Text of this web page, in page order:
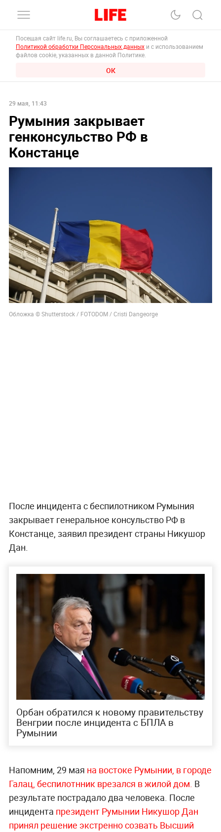
Посещая сайт life.ru, Вы соглашаетесь с приложенной
Политикой обработки Персональных данных и с использованием
файлов cookie, указанных в данной Политике.
ОК
29 мая, 11:43
Румыния закрывает
генконсульство РФ в
Констанце
Обложка © Shutterstock / FOTODOM / Cristi Dangeorge
После инцидента с беспилотником Румыния
закрывает генеральное консульство РФ в
Констанце, заявил президент страны Никушор
Дан.
Орбан обратился к новому правительству
Венгрии после инцидента с БПЛА в
Румынии
Напомним, 29 мая на востоке Румынии, в городе
Галац, беспилотнник врезался в жилой дом. В
результате пострадало два человека. После
инцидента президент Румынии Никушор Дан
принял решение экстренно созвать Высший